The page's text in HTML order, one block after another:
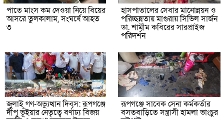
পাতে মাংস কম দেওয়া নিয়ে বিয়ের
আসরে তুলকালাম, সংঘর্ষে আহত
৩
হাসপাতালের সেবার মানোন্নয়ন ও
পরিচ্ছন্নতায় মাগুরায় সিভিল সার্জন
ডা. শামীম কবিরের সারপ্রাইজ
পরিদর্শন
জুলাই গণ-অভ্যুত্থান দিবস: রূপগঞ্জে
দীপু ভূঁইয়ার নেতৃত্বে বর্ণাঢ্য বিজয়
রূপগঞ্জে সাবেক সেনা কর্মকর্তার
বসতবাড়িতে সন্ত্রাসী হামলা ভাংচুর